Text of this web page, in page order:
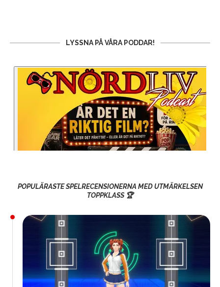
LYSSNA PÅ VÅRA PODDAR!
POPULÄRASTE SPELRECENSIONERNA MED UTMÄRKELSEN
TOPPKLASS 🏆